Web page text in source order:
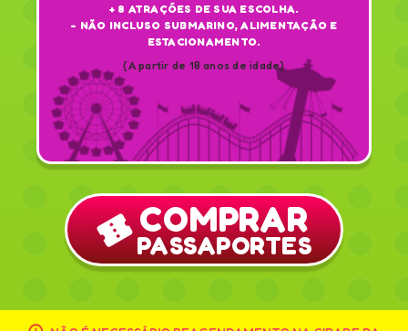
+ 8 ATRAÇÕES DE SUA ESCOLHA.
- NÃO INCLUSO SUBMARINO, ALIMENTAÇÃO E
ESTACIONAMENTO.
(A partir de 18 anos de idade)
COMPRAR
PASSAPORTES